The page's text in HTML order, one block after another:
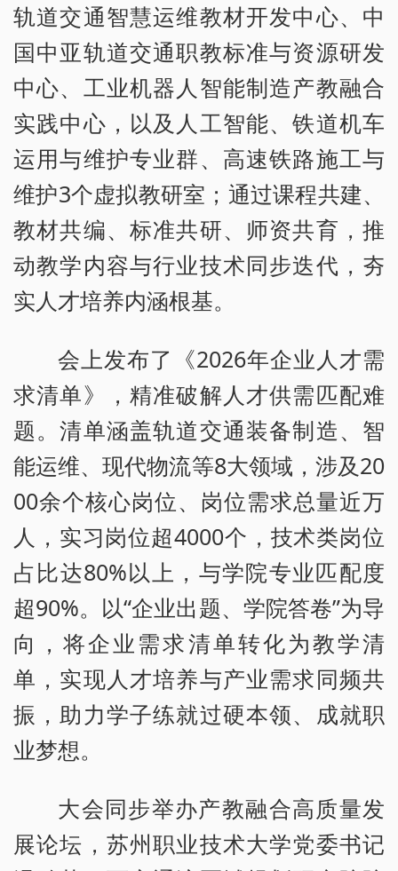
轨道交通智慧运维教材开发中心、中
国中亚轨道交通职教标准与资源研发
中心、工业机器人智能制造产教融合
实践中心，以及人工智能、铁道机车
运用与维护专业群、高速铁路施工与
维护3个虚拟教研室；通过课程共建、
教材共编、标准共研、师资共育，推
动教学内容与行业技术同步迭代，夯
实人才培养内涵根基。
会上发布了《2026年企业人才需
求清单》，精准破解人才供需匹配难
题。清单涵盖轨道交通装备制造、智
能运维、现代物流等8大领域，涉及20
00余个核心岗位、岗位需求总量近万
人，实习岗位超4000个，技术类岗位
占比达80%以上，与学院专业匹配度
超90%。以“企业出题、学院答卷”为导
向，将企业需求清单转化为教学清
单，实现人才培养与产业需求同频共
振，助力学子练就过硬本领、成就职
业梦想。
大会同步举办产教融合高质量发
展论坛，苏州职业技术大学党委书记